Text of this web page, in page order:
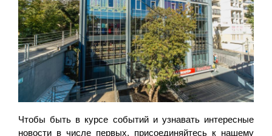
Чтобы быть в курсе событий и узнавать интересные
новости в числе первых, присоединяйтесь к нашему